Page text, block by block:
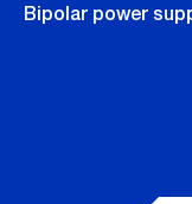
Bipolar power